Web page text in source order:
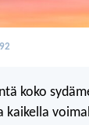
koko
kaikella